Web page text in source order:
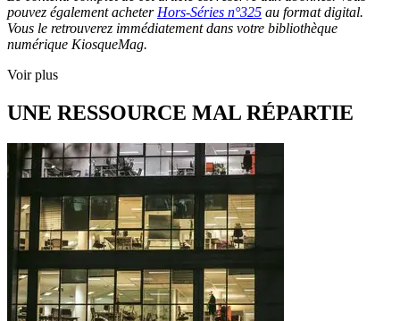
pouvez également acheter Hors-Séries n°325 au format digital.
Vous le retrouverez immédiatement dans votre bibliothèque
numérique KiosqueMag.
Voir plus
UNE RESSOURCE MAL RÉPARTIE